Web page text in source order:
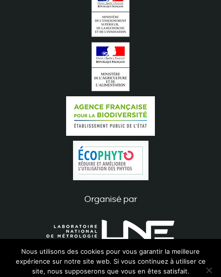
Organisé par
Nous utilisons des cookies pour vous garantir la meilleure
expérience sur notre site web. Si vous continuez à utiliser ce
site, nous supposerons que vous en êtes satisfait.